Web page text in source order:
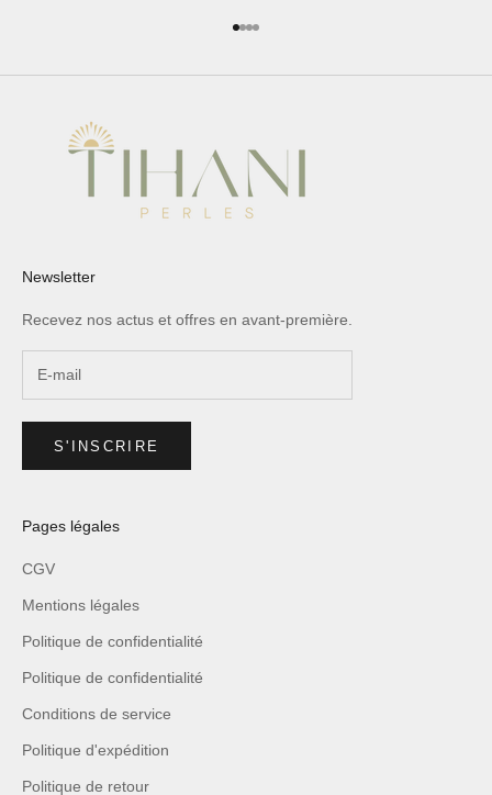
Aller à l'élément 1
Aller à l'élément 2
Aller à l'élément 3
Aller à l'élément 4
Newsletter
Recevez nos actus et offres en avant-première.
S'INSCRIRE
Pages légales
CGV
Mentions légales
Politique de confidentialité
Politique de confidentialité
Conditions de service
Politique d'expédition
Politique de retour